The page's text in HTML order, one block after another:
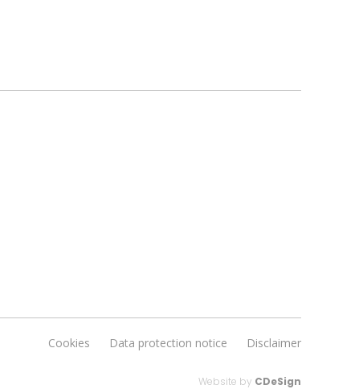
Cookies Data protection notice Disclaimer
Website by CDeSign